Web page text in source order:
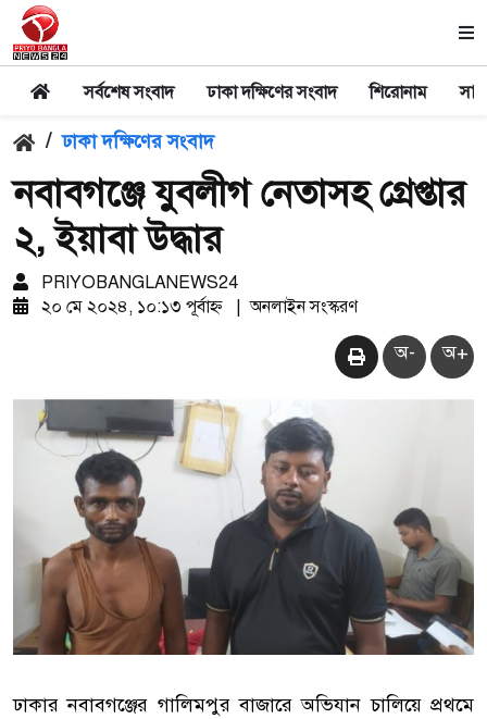
সর্বশেষ সংবাদ ঢাকা দক্ষিণের সংবাদ শিরোনাম
/ ঢাকা দক্ষিণের সংবাদ
নবাবগঞ্জে যুবলীগ নেতাসহ গ্রেপ্তার
২, ইয়াবা উদ্ধার
PRIYOBANGLANEWS24
২০ মে ২০২৪, ১০:১৩ পূর্বাহ্ন
অনলাইন সংস্করণ
অ- অ+
ঢাকার নবাবগঞ্জের গালিমপুর বাজারে অভিযান চালিয়ে প্রথমে